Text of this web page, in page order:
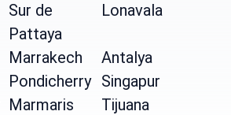
Sur de
Pattaya
Lonavala
Marrakech
Antalya
Pondicherry Singapur
Marmaris
Tijuana